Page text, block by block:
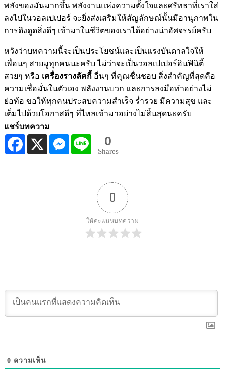
พลังของมันมากขึ้น พลังงานแห่งความตั้งใจและศรัทธาที่เราใส่
ลงไปในวอลเปเปอร์ จะยิ่งส่งเสริมให้สัญลักษณ์นั้นมีอานุภาพใน
การดึงดูดสิ่งดีๆ เข้ามาในชีวิตของเราได้อย่างน่าอัศจรรย์ครับ
หวังว่าบทความนี้จะเป็นประโยชน์และเป็นแรงบันดาลใจให้
เพื่อนๆ สายมูทุกคนนะครับ ไม่ว่าจะเป็นวอลเปเปอร์อินฟินิตี้
สวยๆ หรือ เครื่องรางลัคกี้ อื่นๆ ที่คุณชื่นชอบ สิ่งสำคัญที่สุดคือ
ความเชื่อมั่นในตัวเอง พลังงานบวก และการลงมือทำอย่างไม่
ย่อท้อ ขอให้ทุกคนประสบความสำเร็จ ร่ำรวย มีความสุข และ
เต็มไปด้วยโอกาสดีๆ ที่ไหลเข้ามาอย่างไม่สิ้นสุดนะครับ
แชร์บทความ
0
Shares
0
ให้คะแนนบทความ
0 ความเห็น